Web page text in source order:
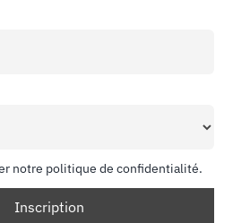
notre politique de confidentialité.